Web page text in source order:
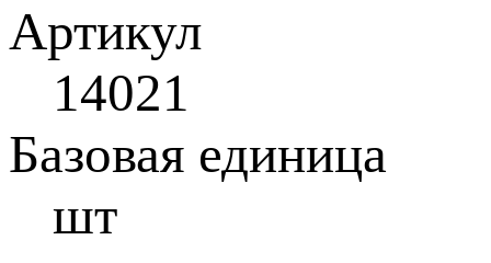
Артикул
14021
Базовая единица
шт